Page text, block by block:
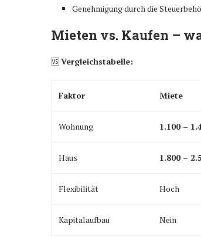
Genehmigung durch die
Mieten vs. Kaufen –
🆚Vergleichstabelle:
Faktor Miete
Wohnung 1.100 –
Haus 1.800 –
Flexibilität Hoch
Kapitalaufbau Nein